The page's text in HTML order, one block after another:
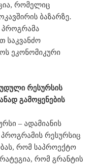
რომელიც
ბაზარზე.
პროგრამა
საკვანძო
ეკონომიკური
რესურსის
გამოყენების
– ადამიანის
რესურსიც
რომ საპროექტო
რომ გრანტის